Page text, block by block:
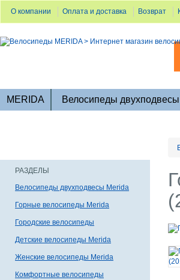
О компании Оплата и доставка Возврат
MERIDA Велосипеды двухподвесы
РАЗДЕЛЫ
Велосипеды двухподвесы Merida
Горные велосипеды Merida
Городские велосипеды
Детские велосипеды Merida
Женские велосипеды Merida
Комфортные велосипеды